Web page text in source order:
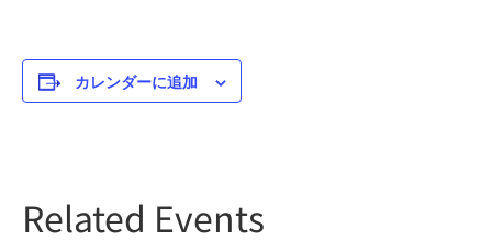
カレンダーに追加
Related Events